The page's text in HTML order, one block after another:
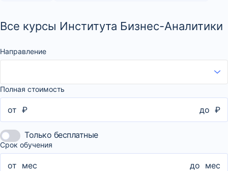
Все курсы Института Бизнес-Аналитики
Направление
Полная стоимость
от ₽ до ₽
Только бесплатные
Срок обучения
от мес до мес